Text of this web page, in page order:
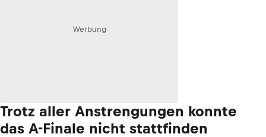
Werbung
Trotz aller Anstrengungen konnte
das A-Finale nicht stattfinden